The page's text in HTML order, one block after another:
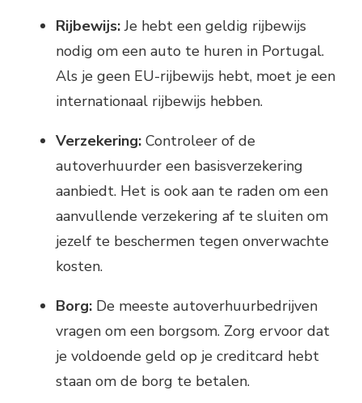
Rijbewijs:Je hebt een geldig rijbewijs
nodig om een auto te huren in Portugal.
Als je geen EU-rijbewijs hebt, moet je een
internationaal rijbewijs hebben.
Verzekering: Controleer of de
autoverhuurder een basisverzekering
aanbiedt. Het is ook aan te raden om een
aanvullende verzekering af te sluiten om
jezelf te beschermen tegen onverwachte
kosten.
Borg: De meeste autoverhuurbedrijven
vragen om een borgsom. Zorg ervoor dat
je voldoende geld op je creditcard hebt
staan om de borg te betalen.